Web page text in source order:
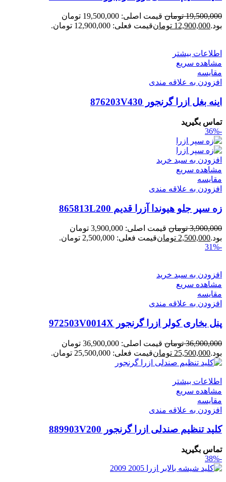
19,500,000 تومان
قیمت اصلی: 19,500,000 تومان
بود.12,900,000 تومانقیمت فعلی: 12,900,000 تومان.
اطلاعات بیشتر
مشاهده سریع
مقایسه
افزودن به علاقه مندی
اینه بغل ازرا گرنجور 876203V430
تماس بگیرید
-36%
افزودن به سبد خرید
مشاهده سریع
مقایسه
افزودن به علاقه مندی
زه سپر جلو هیوندا آزرا قدیم 865813L200
3,900,000 تومان
قیمت اصلی: 3,900,000 تومان
بود.2,500,000 تومانقیمت فعلی: 2,500,000 تومان.
-31%
افزودن به سبد خرید
مشاهده سریع
مقایسه
افزودن به علاقه مندی
پنل بخاری کولر ازرا گرنجور 972503V0014X
36,900,000 تومان
قیمت اصلی: 36,900,000 تومان
بود.25,500,000 تومانقیمت فعلی: 25,500,000 تومان.
اطلاعات بیشتر
مشاهده سریع
مقایسه
افزودن به علاقه مندی
کلید تنظیم صندلی ازرا گرنجور 889903V200
تماس بگیرید
-38%